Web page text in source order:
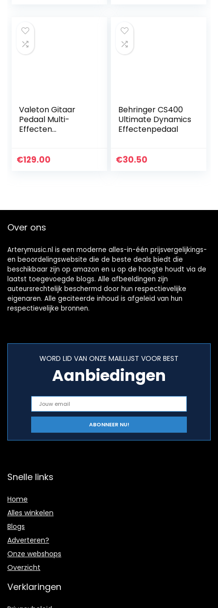
Valeton Gitaar
Pedaal Multi-
Effecten
Gitaar
€129.00
Behringer CS400
Ultimate Dynamics
Effectenpedaal
€30.50
Over ons
Arterymusic.nl is een moderne alles-in-één prijsvergelijkings-
en beoordelingswebsite die de beste deals biedt die
beschikbaar zijn op amazon en u op de hoogte houdt via de
laatst toegevoegde blogs. Alle afbeeldingen zijn
auteursrechtelijk beschermd door hun respectievelijke
eigenaren. Alle geciteerde inhoud is afgeleid van hun
respectievelijke bronnen.
WORD LID VAN ONZE MAILLIJST VOOR BEST
Aanbiedingen
Snelle links
Home
Alles winkelen
Blogs
Adverteren?
Onze webshops
Overzicht
Verklaringen